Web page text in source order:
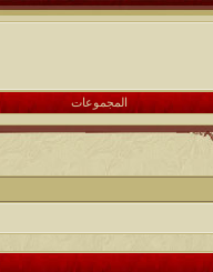
المجموعات